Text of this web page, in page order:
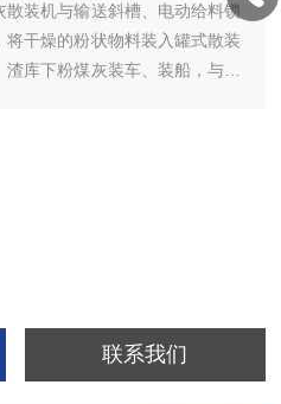
装机与输送斜槽、电动给料锁
干燥的粉状物料装入罐式散装
库下粉煤灰装车、装船，与料
。输送水泥帆布膨胀节粉尘输
联系我们